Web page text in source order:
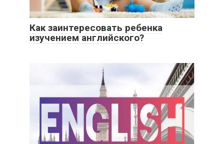
Как заинтересовать ребенка
изучением английского?